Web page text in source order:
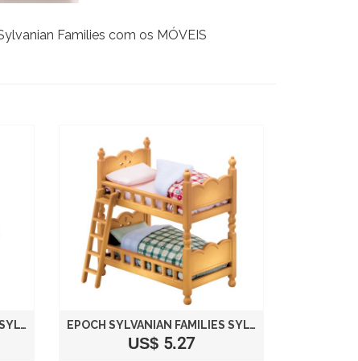
Families com os MÓVEIS
EPOCH SYLVANIAN FAMILIES SYLVANIAN FAMILY DOLL "WASHING ACCESSORY SET KA-610" EPOCH SYLVANIAN FAMILIES SYLVANIAN BABY AND CHILD ROOM SET DOUBLE-DECK BED KA-302 25650-8
US$ 5.27